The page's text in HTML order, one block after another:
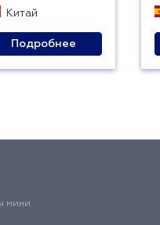
Китай
Подробнее
мини